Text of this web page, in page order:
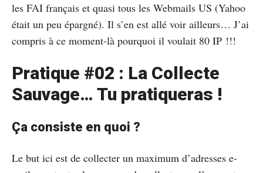
les FAI français et quasi tous les Webmails US (Yahoo
était un peu épargné). Il s’en est allé voir ailleurs… J’ai
compris à ce moment-là pourquoi il voulait 80 IP !!!
Pratique #02 : La Collecte
Sauvage… Tu pratiqueras !
Ça consiste en quoi ?
Le but ici est de collecter un maximum d’adresses e-